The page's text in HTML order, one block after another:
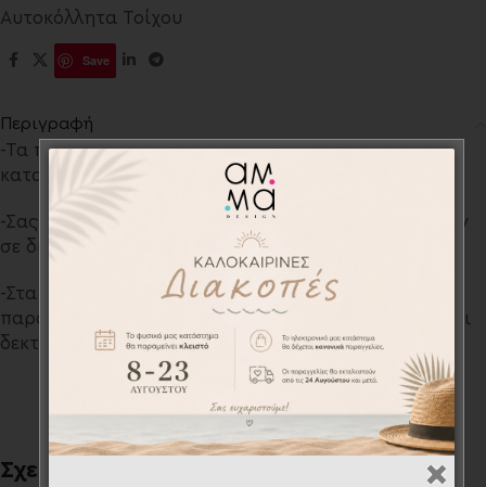
Αυτοκόλλητα Τοίχου
Save
Περιγραφή
-Τα παιδικά αυτοκόλλητα τοίχου σχεδιάζονται και
κατασκευάζονται αποκλειστικά από το ΑΜΜΑ design
-Σας παρέχουμε την δυνατότητα να κατασκευαστούν
σε διαφορετική διάσταση με το ανάλογο κόστος.
-Στα Προσωποποιημένα σχέδια και στις ειδικές
παραγγελίες (με διαφορετική διάσταση) δεν γίνονται
δεκτές οι επιστροφές.
Σχετικά προϊόντα